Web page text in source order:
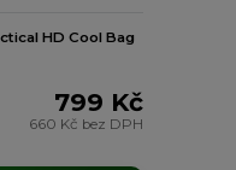
HD Cool Bag
799 Kč
660 Kč bez DPH